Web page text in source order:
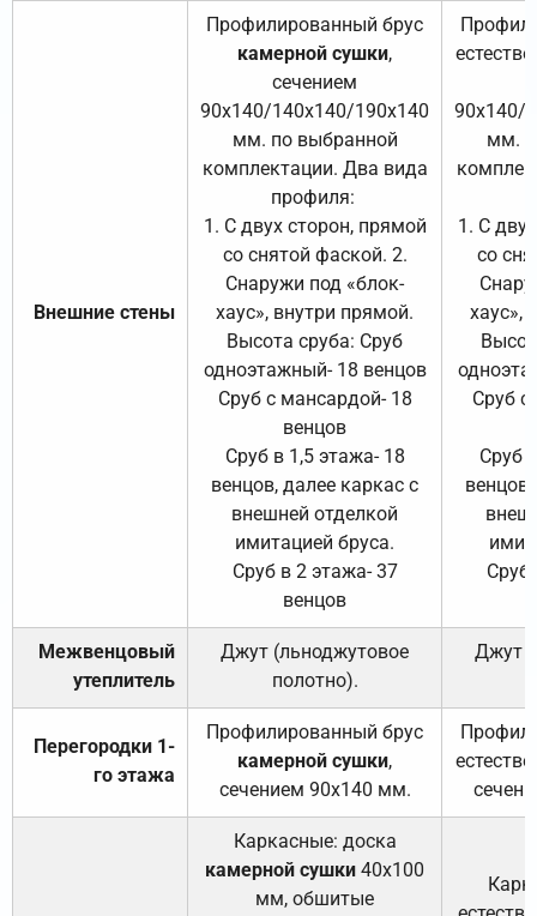
Внешние стены
Профилированный брус
камерной сушки,
сечением
90х140/140х140/190х140
мм. по выбранной
комплектации. Два вида
профиля:
1. С двух сторон, прямой
со снятой фаской. 2.
Снаружи под «блок-
хаус», внутри прямой.
Высота сруба: Сруб
одноэтажный- 18 венцов
Сруб с мансардой- 18
венцов
Сруб в 1,5 этажа- 18
венцов, далее каркас с
внешней отделкой
имитацией бруса.
Сруб в 2 этажа- 37
венцов
90х140/
мм.
1. С
со
хаус»,
Сруб с
Сруб
Сруб
Межвенцовый
утеплитель
Джут (льноджутовое
полотно).
Джут
Перегородки 1-
го этажа
Профилированный брус
камерной сушки,
сечением 90х140 мм.
Каркасные: доска
камерной сушки 40х100
мм, обшитые